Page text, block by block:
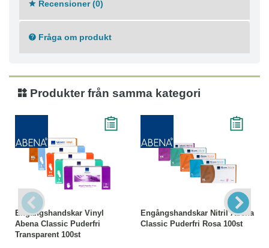
Bra alternativ för de som har typ I-allergier och
acceleratorrelaterade typ IV-allergier.
Goda virusbarriäregenskaper, skyddar mot ett stort
Recensioner (0)
Fråga om produkt
Produkter från samma kategori
Engångshandskar Vinyl
Abena Classic Puderfri
Transparent 100st
Engångshandskar Nitril Abena
Classic Puderfri Rosa 100st